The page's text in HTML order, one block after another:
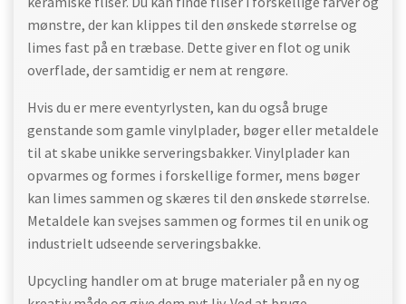
mønstre, der kan klippes til den ønskede størrelse og
limes fast på en træbase. Dette giver en flot og unik
overflade, der samtidig er nem at rengøre.
Hvis du er mere eventyrlysten, kan du også bruge
genstande som gamle vinylplader, bøger eller metaldele
til at skabe unikke serveringsbakker. Vinylplader kan
opvarmes og formes i forskellige former, mens bøger
kan limes sammen og skæres til den ønskede størrelse.
Metaldele kan svejses sammen og formes til en unik og
industrielt udseende serveringsbakke.
Upcycling handler om at bruge materialer på en ny og